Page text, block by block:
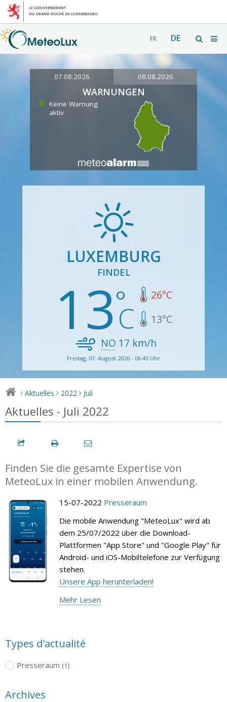
FR DE
07.08.2026 08.08.2026
WARNUNGEN
Keine Warnung
aktiv
LUXEMBURG
FINDEL
13 26°C
13°C
NO 17 km/h
Freitag, 07. August 2026 - 06:45 Uhr
> Aktuelles > 2022 > Juli
Aktuelles - Juli 2022
Finden Sie die gesamte Expertise von
MeteoLux in einer mobilen Anwendung.
15-07-2022 Presseraum
Die mobile Anwendung "MeteoLux" wird ab
dem 25/07/2022 über die Download-
Plattformen "App Store" und "Google Play" für
Android- und iOS-Mobiltelefone zur Verfügung
stehen.
Unsere App herunterladen!
Mehr Lesen
Types d'actualité
Presseraum (1)
Archives